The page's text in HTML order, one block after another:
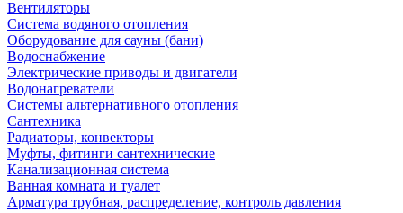
Вентиляторы
Система водяного отопления
Оборудование для сауны (бани)
Водоснабжение
Электрические приводы и двигатели
Водонагреватели
Системы альтернативного отопления
Сантехника
Радиаторы, конвекторы
Муфты, фитинги сантехнические
Канализационная система
Ванная комната и туалет
Арматура трубная, распределение, контроль давления